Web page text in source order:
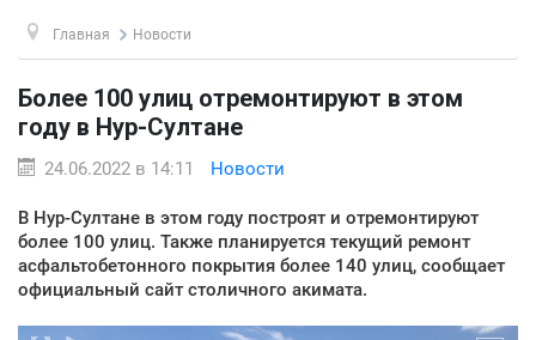
Главная Новости
Более 100 улиц отремонтируют в этом
году в Нур-Султане
24.06.2022 в 14:11 Новости
В Нур-Султане в этом году построят и отремонтируют
более 100 улиц. Также планируется текущий ремонт
асфальтобетонного покрытия более 140 улиц, сообщает
официальный сайт столичного акимата.